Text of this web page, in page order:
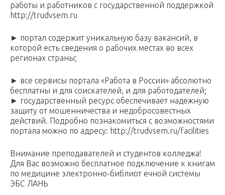
работы и работников с государственной поддержкой
http://trudvsem.ru
► портал содержит уникальную базу вакансий, в
которой есть сведения о рабочих местах во всех
регионах страны;
► все сервисы портала «Работа в России» абсолютно
бесплатны и для соискателей, и для работодателей;
► государственный ресурс обеспечивает надежную
защиту от мошенничества и недобросовестных
действий. Подробно познакомиться с возможностями
портала можно по адресу: http://trudvsem.ru/facilities
Внимание преподавателей и студентов колледжа!
Для Вас возможно бесплатное подключение к книгам
по медицине электронно-библиот ечной системы
ЭБС ЛАНЬ